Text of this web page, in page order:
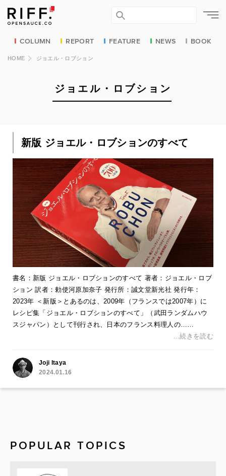
COLUMN REPORT FEATURE NEWS BOOK
HOME ジョエル・ロブション
ジョエル・ロブション
新版 ジョエル・ロブションのすべて
書名：新版 ジョエル・ロブションのすべて 著者：ジョエル・ロブ
ション 訳者：勅使河原加奈子 発行所：誠文堂新光社 発行年：
2023年 ＜新版＞とあるのは、2009年（フランスでは2007年）に
レシピ集「ジョエル・ロブションのすべて」（武田ランダムハウ
スジャパン）として刊行され、日本のフランス料理人の……
…続きを読む
Joji Itaya
2024.01.16
POPULAR TOPICS